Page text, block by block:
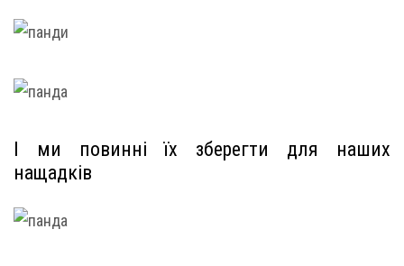
І ми повинні їх зберегти для наших
нащадків